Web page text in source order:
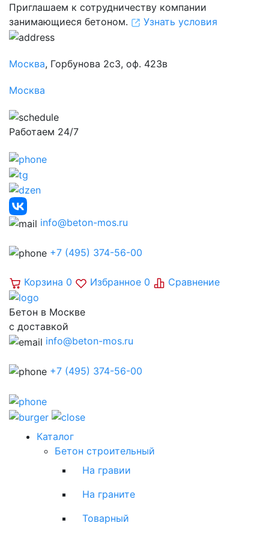
Приглашаем к сотрудничеству компании
занимающиеся бетоном.
Узнать условия
Москва, Горбунова 2с3, оф. 423в
Москва
Работаем 24/7
info@beton-mos.ru
+7 (495) 374-56-00
Корзина 0 Избранное 0 Сравнение
Бетон в Москве
с доставкой
info@beton-mos.ru
+7 (495) 374-56-00
Каталог
Бетон строительный
На гравии
На граните
Товарный